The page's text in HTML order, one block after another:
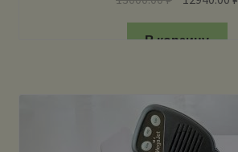
В корзину